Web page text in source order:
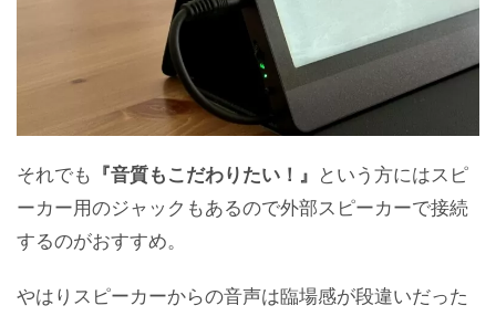
それでも 『音質もこだわりたい！』 という方にはスピ
ーカー用のジャックもあるので外部スピーカーで接続
するのがおすすめ。
やはりスピーカーからの音声は臨場感が段違いだった